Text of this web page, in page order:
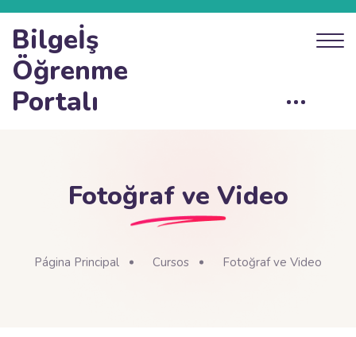
Bilgeİş
Öğrenme
Portalı
Fotoğraf ve Video
Página Principal Cursos Fotoğraf ve Video